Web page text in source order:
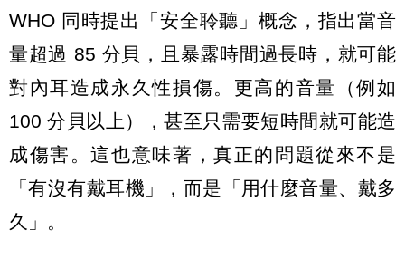
WHO 同時提出「安全聆聽」概念，指出當音
量超過 85 分貝，且暴露時間過長時，就可能
對內耳造成永久性損傷。更高的音量（例如
100 分貝以上），甚至只需要短時間就可能造
成傷害。這也意味著，真正的問題從來不是
「有沒有戴耳機」，而是「用什麼音量、戴多
久」。